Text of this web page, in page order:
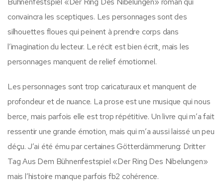
convaincra les sceptiques. Les personnages sont des
silhouettes floues qui peinent à prendre corps dans
l’imagination du lecteur. Le récit est bien écrit, mais les
personnages manquent de relief émotionnel.
Les personnages sont trop caricaturaux et manquent de
profondeur et de nuance. La prose est une musique qui nous
berce, mais parfois elle est trop répétitive. Un livre qui m’a fait
ressentir une grande émotion, mais qui m’a aussi laissé un peu
déçu. J’ai été ému par certaines Götterdämmerung: Dritter
Tag Aus Dem Bühnenfestspiel «Der Ring Des Nibelungen»
mais l’histoire manque parfois fb2 cohérence.